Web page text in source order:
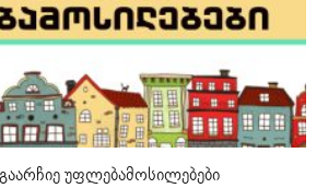
უფლებამოსილებები